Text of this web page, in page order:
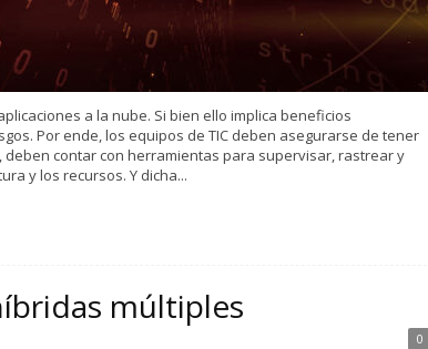
a la nube. Si bien ello implica beneficios
Por ende, los equipos de TIC deben asegurarse de tener
contar con herramientas para supervisar, rastrear y
y los recursos. Y dicha...
múltiples
0